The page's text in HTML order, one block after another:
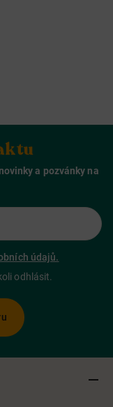
a pozvánky na
údajů.
odhlásit.